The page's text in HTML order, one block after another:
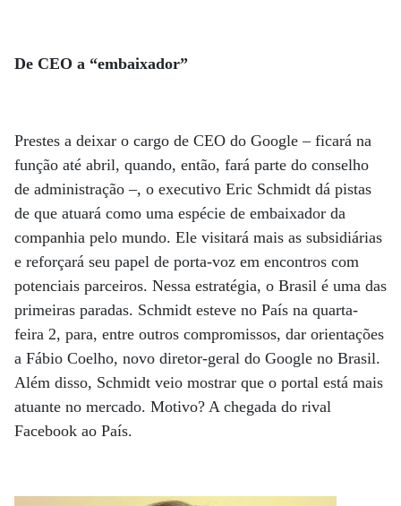
De CEO a “embaixador”
Prestes a deixar o cargo de CEO do Google – ficará na
função até abril, quando, então, fará parte do conselho
de administração –, o executivo Eric Schmidt dá pistas
de que atuará como uma espécie de embaixador da
companhia pelo mundo. Ele visitará mais as subsidiárias
e reforçará seu papel de porta-voz em encontros com
potenciais parceiros. Nessa estratégia, o Brasil é uma das
primeiras paradas. Schmidt esteve no País na quarta-
feira 2, para, entre outros compromissos, dar orientações
a Fábio Coelho, novo diretor-geral do Google no Brasil.
Além disso, Schmidt veio mostrar que o portal está mais
atuante no mercado. Motivo? A chegada do rival
Facebook ao País.